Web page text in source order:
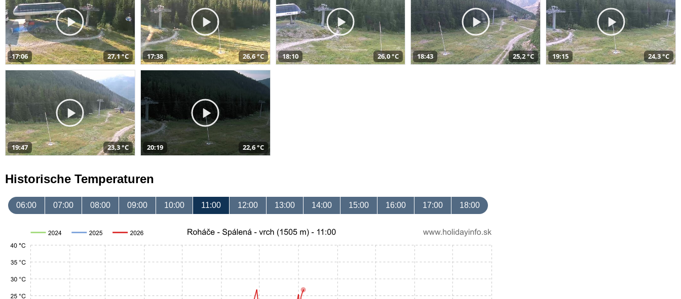
17:06 27,1 °C 17:38 26,6 °C 18:10 26,0 °C 18:43 25,2 °C 19:15 24,3 °C
19:47 23,3 °C 20:19 22,6 °C
Historische Temperaturen
06:00 07:00 08:00 09:00 10:00 11:00 12:00 13:00 14:00 15:00 16:00 17:00 18:00